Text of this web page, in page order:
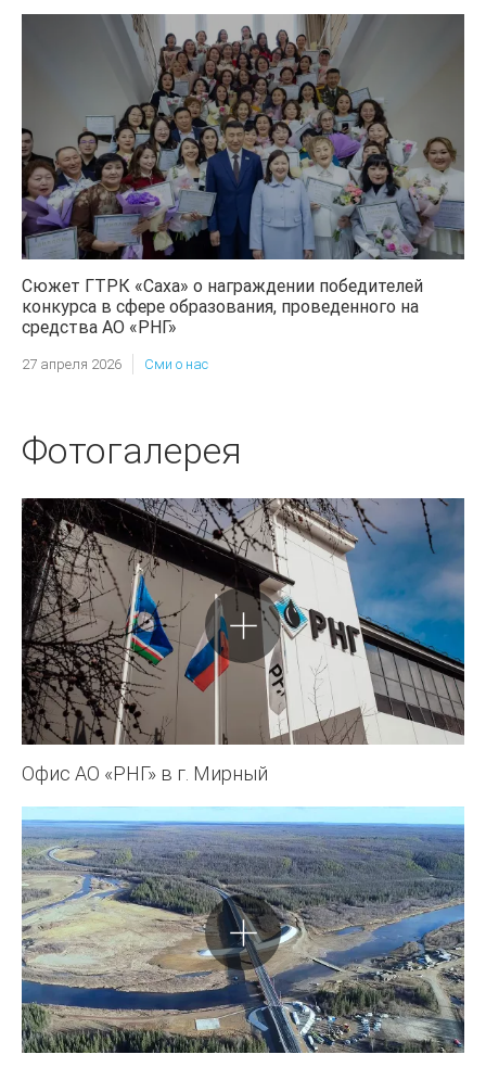
Сюжет ГТРК «Саха» о награждении победителей
конкурса в сфере образования, проведенного на
средства АО «РНГ»
27 апреля 2026 Сми о нас
Фотогалерея
Офис АО «РНГ» в г. Мирный